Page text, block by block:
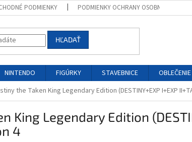
PODMIENKY PODMIENKY OCHRANY OSOBNÝCH
HĽADAŤ
NINTENDO FIGÚRKY STAVEBNICE OBLEČENIE
the Taken King Legendary Edition (DESTINY+EXP I+EXP
King Legendary Edition
4